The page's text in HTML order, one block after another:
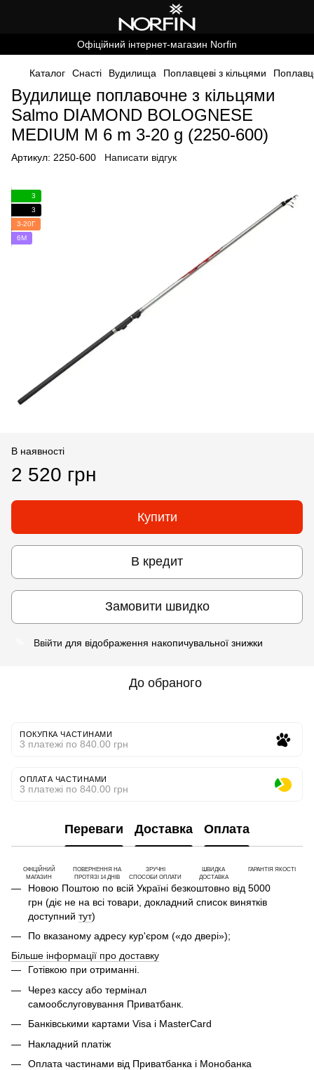
Офіційний інтернет-магазин Norfin
Каталог Снасті Вудилища Поплавцеві з кільцями
Вудилище поплавочне з кільцями
Salmo DIAMOND BOLOGNESE
MEDIUM M 6 m 3-20 g (2250-600)
Артикул: 2250-600 Написати відгук
3
3
3-20Г
6М
В наявності
2 520 грн
Купити
В кредит
Замовити швидко
Ввійти для відображення накопичувальної знижки
До обраного
ПОКУПКА ЧАСТИНАМИ
3 платежі по 840.00 грн
ОПЛАТА ЧАСТИНАМИ
3 платежі по 840.00 грн
Переваги Доставка Оплата
ОФІЦІЙНИЙ
МАГАЗИН
ПОВЕРНЕННЯ НА
ПРОТЯЗІ 14 ДНІВ
ЗРУЧНІ
СПОСОБИ ОПЛАТИ
ШВИДКА
ДОСТАВКА
ГАРАНТІЯ ЯКОСТІ
Новою Поштою по всій Україні безкоштовно від 5000
грн (діє не на всі товари, докладний список винятків
доступний тут)
По вказаному адресу кур'єром («до двері»);
Більше інформації про доставку
Готівкою при отриманні.
Через кассу або термінал
самообслуговування Приватбанк.
Банківськими картами Visa і MasterCard
Накладний платіж
Оплата частинами від Приватбанка і Монобанка